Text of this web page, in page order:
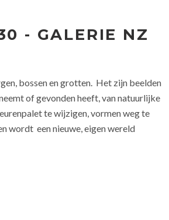
- GALERIE NZ
bossen en grotten. Het zijn beelden
of gevonden heeft, van natuurlijke
te wijzigen, vormen weg te
wordt een nieuwe, eigen wereld